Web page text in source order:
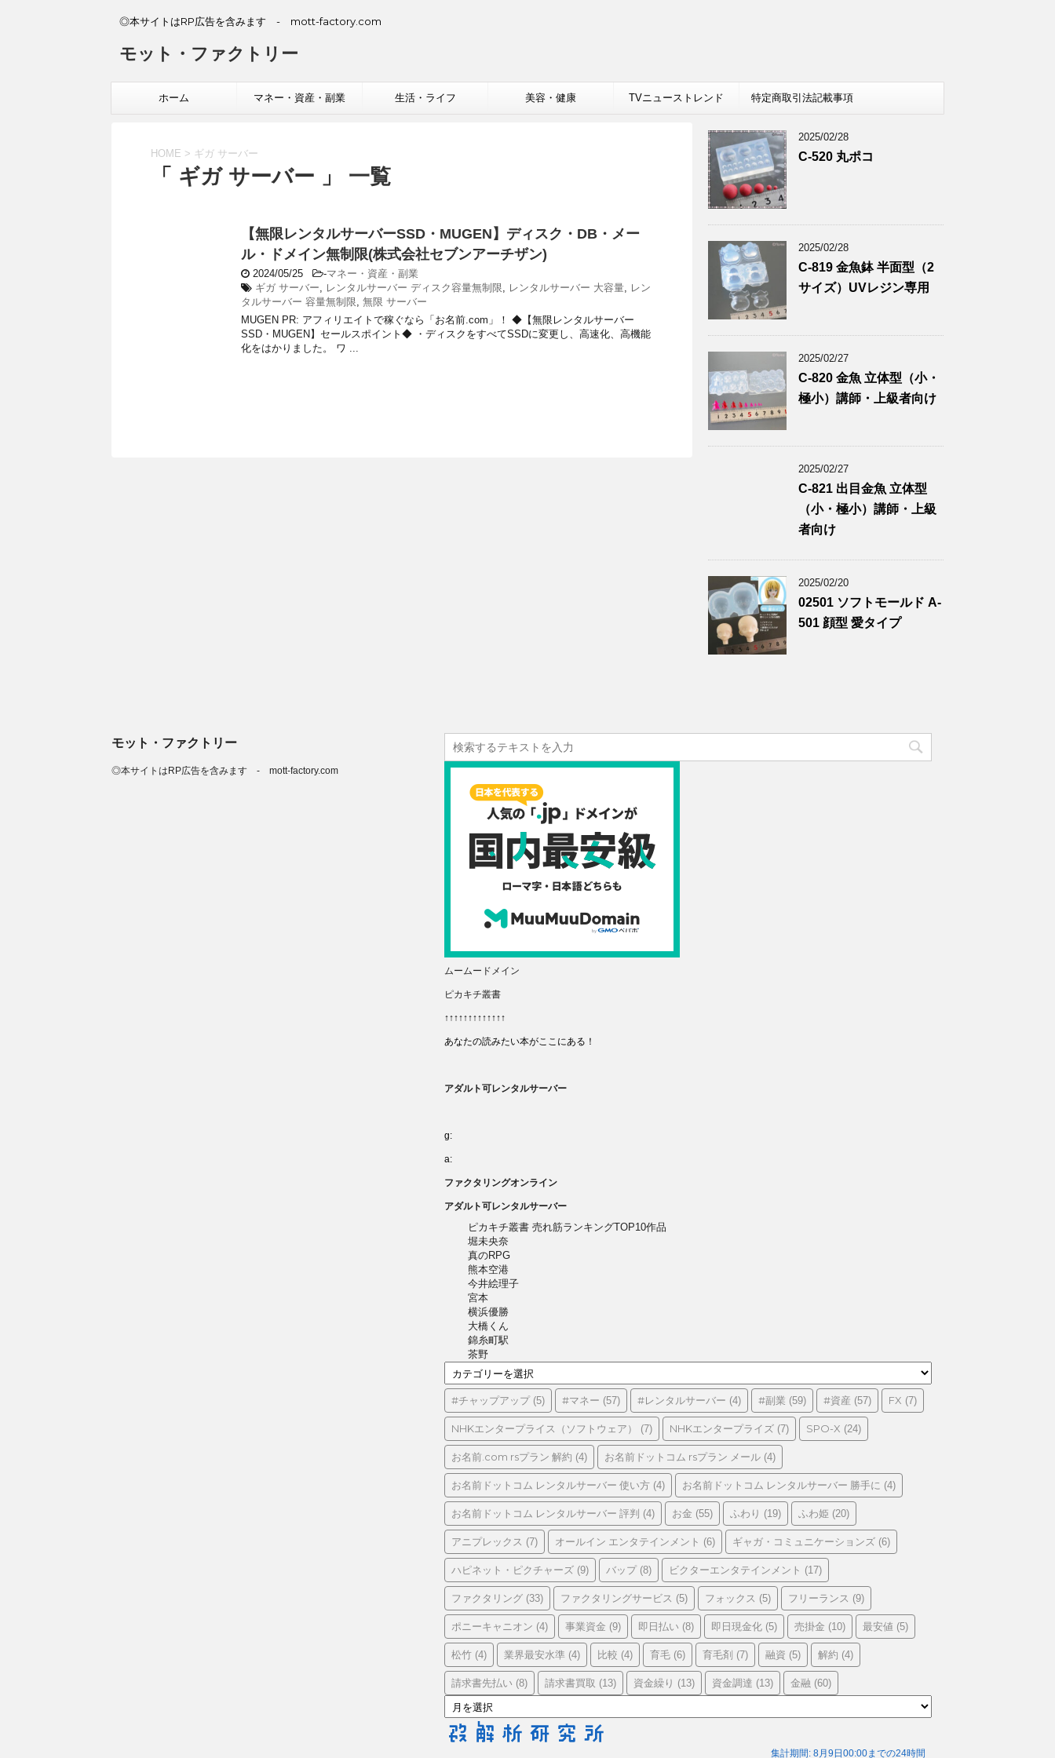
◎本サイトはRP広告を含みます - mott-factory.com
モット・ファクトリー
ホーム マネー・資産・副業 生活・ライフ 美容・健康 TVニューストレンド 特定商取引法記載事項
HOME > ギガ サーバー
「 ギガ サーバー 」 一覧
【無限レンタルサーバーSSD・MUGEN】ディスク・DB・メー
ル・ドメイン無制限(株式会社セブンアーチザン)
2024/05/25 -マネー・資産・副業
ギガ サーバー, レンタルサーバー ディスク容量無制限, レンタルサーバー 大容量, レン
タルサーバー 容量無制限, 無限 サーバー
MUGEN PR: アフィリエイトで稼ぐなら「お名前.com」！ ◆【無限レンタルサーバー
SSD・MUGEN】セールスポイント◆ ・ディスクをすべてSSDに変更し、高速化、高機能
化をはかりました。 ワ ...
2025/02/28
C-520 丸ポコ
2025/02/28
C-819 金魚鉢 半面型（2
サイズ）UVレジン専用
2025/02/27
C-820 金魚 立体型（小・
極小）講師・上級者向け
2025/02/27
C-821 出目金魚 立体型
（小・極小）講師・上級
者向け
2025/02/20
02501 ソフトモールド A-
501 顔型 愛タイプ
ムームードメイン
ピカキチ叢書
↑↑↑↑↑↑↑↑↑↑↑↑↑
あなたの読みたい本がここにある！
アダルト可レンタルサーバー
g:
a:
ファクタリングオンライン
アダルト可レンタルサーバー
ピカキチ叢書 売れ筋ランキングTOP10作品
堀未央奈
真のRPG
熊本空港
今井絵理子
宮本
横浜優勝
大橋くん
錦糸町駅
茶野
テ
ゴ
リ
ー
#チャップアップ(5) #マネー (57) #レンタルサーバー (4) #副業 (59) #資産 (57) FX (7)
NHKエンタープライス（ソフトウェア） (7) NHKエンタープライズ (7) SPO-X (24)
お名前.com rsプラン 解約 (4) お名前ドットコム rsプラン メール (4)
お名前ドットコム レンタルサーバー 使い方 (4) お名前ドットコム レンタルサーバー 勝手に (4)
お名前ドットコム レンタルサーバー 評判 (4) お金 (55) ふわり (19) ふわ姫 (20)
アニプレックス (7) オールイン エンタテインメント (6) ギャガ・コミュニケーションズ (6)
ハピネット・ピクチャーズ (9) バップ(8) ビクターエンタテインメント (17)
ファクタリング (33) ファクタリングサービス (5) フォックス (5) フリーランス (9)
ポニーキャニオン (4) 事業資金 (9) 即日払い (8) 即日現金化 (5) 売掛金 (10) 最安値 (5)
松竹 (4) 業界最安水準 (4) 比較 (4) 育毛 (6) 育毛剤 (7) 融資 (5) 解約 (4)
請求書先払い (8) 請求書買取 (13) 資金繰り (13) 資金調達 (13) 金融 (60)
ー
カ
イ
モット・ファクトリー
◎本サイトはRP広告を含みます - mott-factory.com